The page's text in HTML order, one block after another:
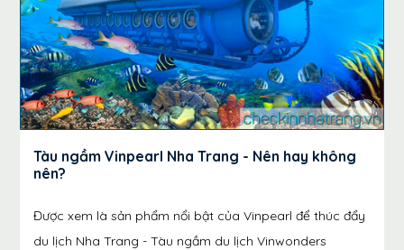
Tàu ngầm Vinpearl Nha Trang - Nên hay không
nên?
Được xem là sản phẩm nổi bật của Vinpearl để thúc đẩy
du lịch Nha Trang - Tàu ngầm du lịch Vinwonders